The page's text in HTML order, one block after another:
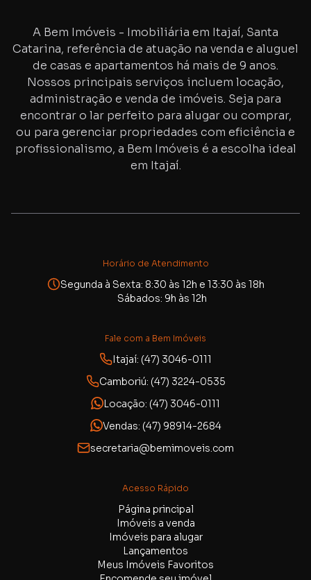
A Bem Imóveis - Imobiliária em Itajaí, Santa
Catarina, referência de atuação na venda e aluguel
de casas e apartamentos há mais de 9 anos.
Nossos principais serviços incluem locação,
administração e venda de imóveis. Seja para
encontrar o lar perfeito para alugar ou comprar,
ou para gerenciar propriedades com eficiência e
profissionalismo, a Bem Imóveis é a escolha ideal
em Itajaí.
Horário de Atendimento
Segunda à Sexta: 8:30 às 12h e 13:30 às 18h
Sábados: 9h às 12h
Fale com a Bem Imóveis
Itajaí: (47) 3046-0111
Camboriú: (47) 3224-0535
Locação: (47) 3046-0111
Vendas: (47) 98914-2684
secretaria@bemimoveis.com
Acesso Rápido
Página principal
Imóveis a venda
Imóveis para alugar
Lançamentos
Meus Imóveis Favoritos